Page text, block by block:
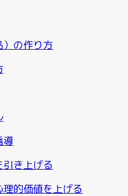
の作り方
導
き上げる
的価値を上げる